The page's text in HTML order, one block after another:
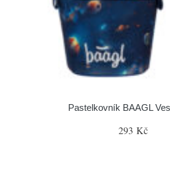
Pastelkovník BAAGL
293 Kč